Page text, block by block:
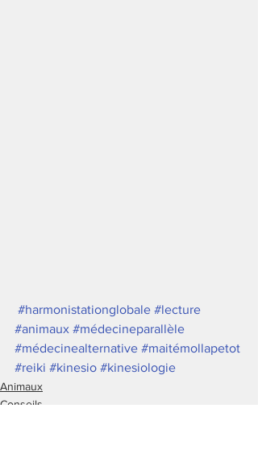
#harmonistationglobale #lecture
#animaux #médecineparallèle
#médecinealternative #maitémollapetot
#reiki #kinesio #kinesiologie
Animaux
Conseils